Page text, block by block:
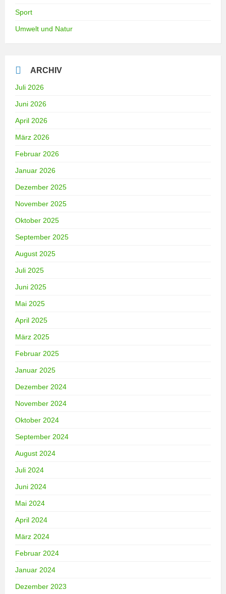
Sport
Umwelt und Natur
ARCHIV
Juli 2026
Juni 2026
April 2026
März 2026
Februar 2026
Januar 2026
Dezember 2025
November 2025
Oktober 2025
September 2025
August 2025
Juli 2025
Juni 2025
Mai 2025
April 2025
März 2025
Februar 2025
Januar 2025
Dezember 2024
November 2024
Oktober 2024
September 2024
August 2024
Juli 2024
Juni 2024
Mai 2024
April 2024
März 2024
Februar 2024
Januar 2024
Dezember 2023